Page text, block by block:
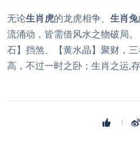
无论生肖虎的龙虎相争、 生肖兔
流涌动，皆需借风水之物破局
石】挡煞、【黄水晶】聚财，
高，不过一时之卧；生肖之运,存